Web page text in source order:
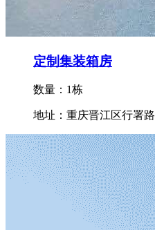
定制集装箱房
数量：1栋
地址：重庆晋江区行署路